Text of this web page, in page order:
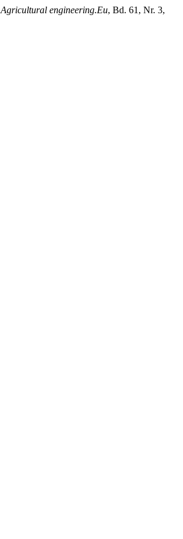
Agricultural engineering.Eu, Bd. 61, Nr. 3,